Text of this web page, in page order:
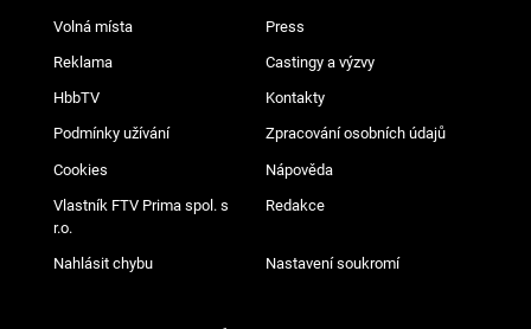
Volná místa Press
Reklama Castingy a výzvy
HbbTV Kontakty
Podmínky užívání Zpracování osobních údajů
Cookies Nápověda
Vlastník FTV Prima spol. s
r.o.
Redakce
Nahlásit chybu Nastavení soukromí